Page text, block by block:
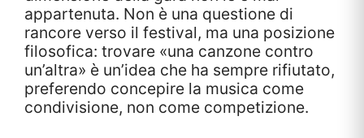
appartenuta. Non è una questione di
rancore verso il festival, ma una posizione
filosofica: trovare «una canzone contro
un’altra» è un’idea che ha sempre rifiutato,
preferendo concepire la musica come
condivisione, non come competizione.